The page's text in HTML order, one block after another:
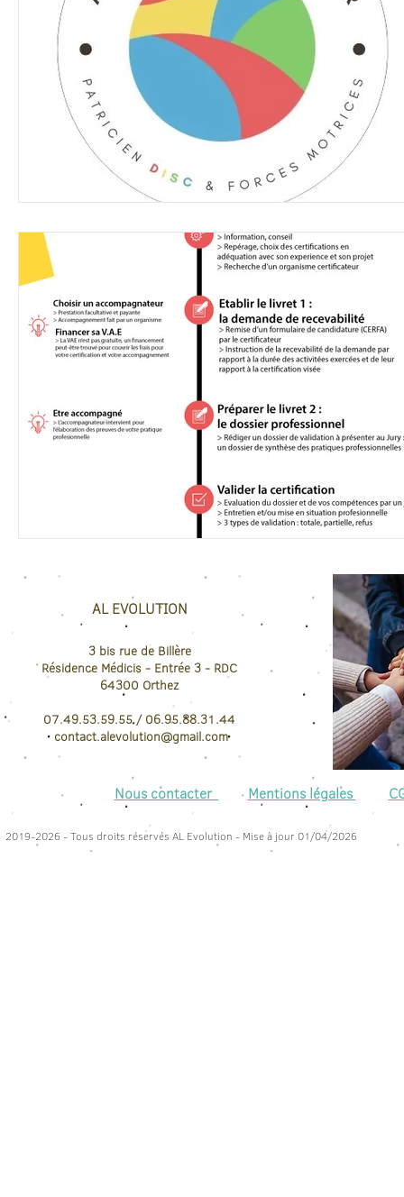
AL EVOLUTION
3 bis rue de Billère
Résidence Médicis - Entrée 3 - RDC
64300 Orthez
07.49.53.59.55 / 06.95.88.31.44
contact.alevolution@gmail.com
Nous contacter Mentions légales
2019-2026 - Tous droits réservés AL Evolution - Mise à jour 01/04/2026